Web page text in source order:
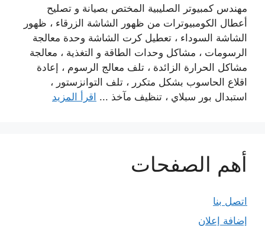
مهندس كمبيوتر الصليبية المختص بصيانة و تصليح
أعطال الكومبيوترات من ظهور الشاشة الزرقاء ، ظهور
الشاشة السوداء ، تعطيل كرت الشاشة وحدة معالجة
الرسومات ، مشاكل وحدات الطاقة و التغذية ، معالجة
مشاكل الحرارة الزائدة ، تلف معالج الرسوم ، إعادة
اقلاع الحاسوب بشكل متكرر ، تلف التوانزستور ،
استبدال بور سبلاي ، تنظيف مآخذ ... اقرأ المزيد
أهم الصفحات
اتصل بنا
إضافة إعلان